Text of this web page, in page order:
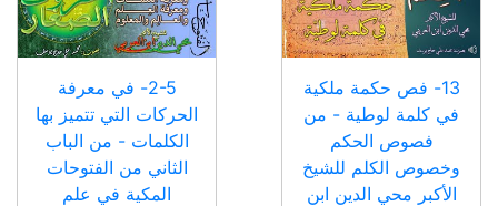
13- فص حكمة ملكية
في كلمة لوطية - من
فصوص الحكم
وخصوص الكلم للشيخ
الأكبر محي الدين ابن
2-5- في معرفة
الحركات التي تتميز بها
الكلمات - من الباب
الثاني من الفتوحات
المكية في علم